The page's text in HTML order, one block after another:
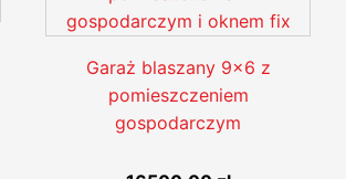
Garaż blaszany 9x6 z
pomieszczeniem
gospodarczym